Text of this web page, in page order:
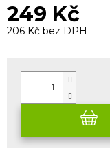
249 Kč
206 Kč bez DPH